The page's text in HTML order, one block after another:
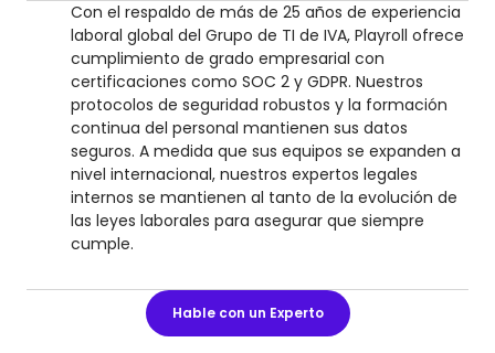
Con el respaldo de más de 25 años de experiencia
laboral global del Grupo de TI de IVA, Playroll ofrece
cumplimiento de grado empresarial con
certificaciones como SOC 2 y GDPR. Nuestros
protocolos de seguridad robustos y la formación
continua del personal mantienen sus datos
seguros. A medida que sus equipos se expanden a
nivel internacional, nuestros expertos legales
internos se mantienen al tanto de la evolución de
las leyes laborales para asegurar que siempre
cumple.
Hable con un Experto